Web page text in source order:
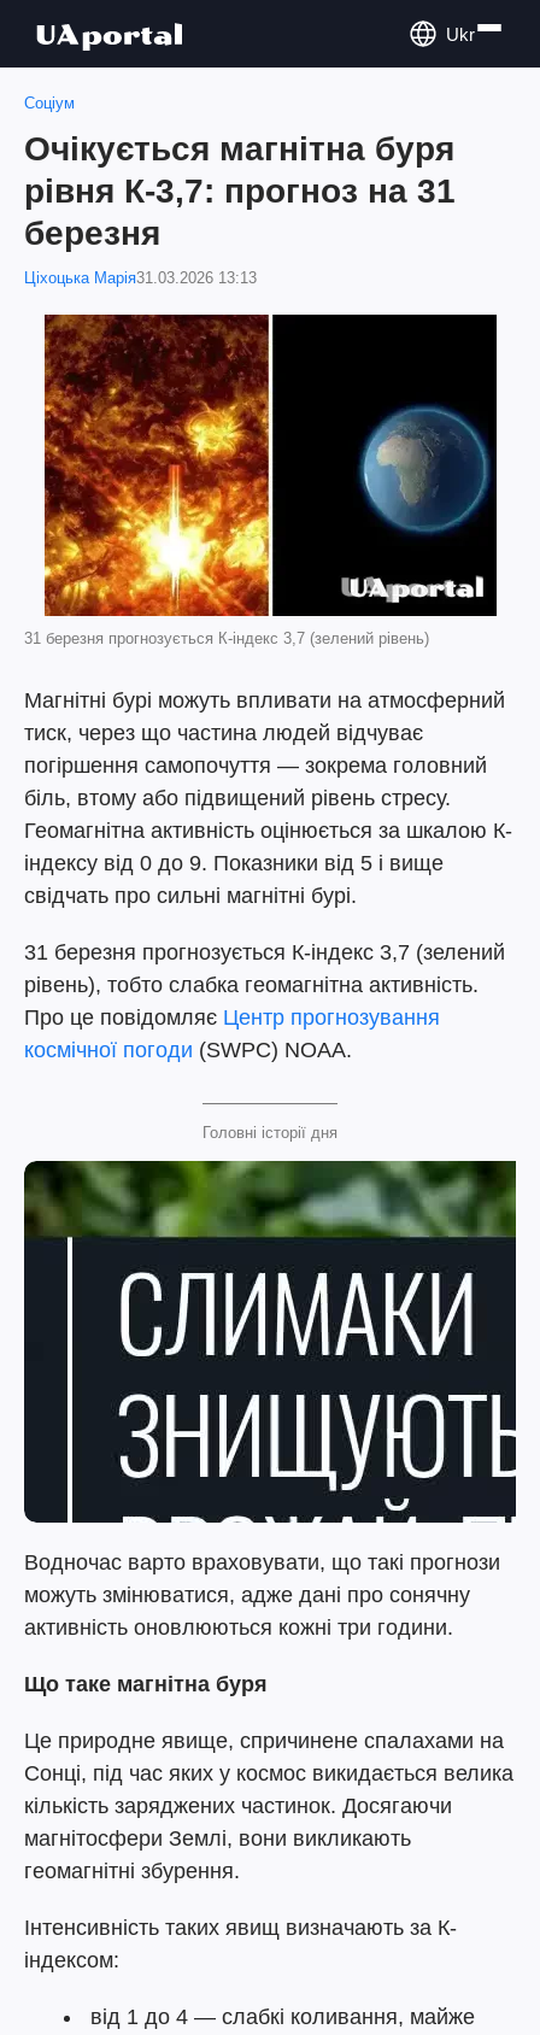
Ukr
Соціум
Очікується магнітна буря
рівня К-3,7: прогноз на 31
березня
Ціхоцька Марія31.03.2026 13:13
31 березня прогнозується К-індекс 3,7 (зелений рівень)
Магнітні бурі можуть впливати на атмосферний
тиск, через що частина людей відчуває
погіршення самопочуття — зокрема головний
біль, втому або підвищений рівень стресу.
Геомагнітна активність оцінюється за шкалою К-
індексу від 0 до 9. Показники від 5 і вище
свідчать про сильні магнітні бурі.
31 березня прогнозується К-індекс 3,7 (зелений
рівень), тобто слабка геомагнітна активність.
Про це повідомляє Центр прогнозування
космічної погоди (SWPC) NOAA.
Головні історії дня
Водночас варто враховувати, що такі прогнози
можуть змінюватися, адже дані про сонячну
активність оновлюються кожні три години.
Що таке магнітна буря
Це природне явище, спричинене спалахами на
Сонці, під час яких у космос викидається велика
кількість заряджених частинок. Досягаючи
магнітосфери Землі, вони викликають
геомагнітні збурення.
Інтенсивність таких явищ визначають за К-
індексом:
від 1 до 4 — слабкі коливання, майже